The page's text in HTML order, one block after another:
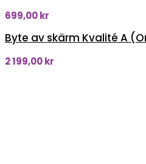
699,00kr
Byte av skärm Kvalité A
2 199,00kr